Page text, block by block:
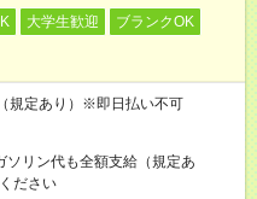
大学生歓迎
ブランクOK
規定あり）※即日払い不可
リン代も全額支給（規定あ
ださい